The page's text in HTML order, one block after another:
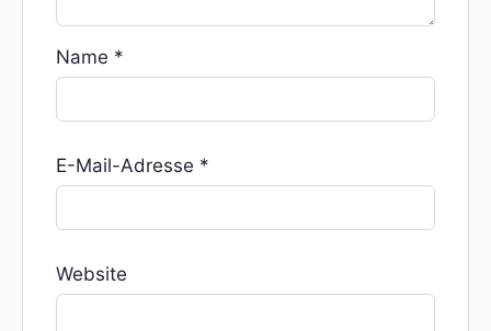
Name *
E-Mail-Adresse *
Website